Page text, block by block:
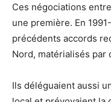
Ces négociations
une première. En
précédents accords
Nord, matérialisés par
Ils déléguaient aussi